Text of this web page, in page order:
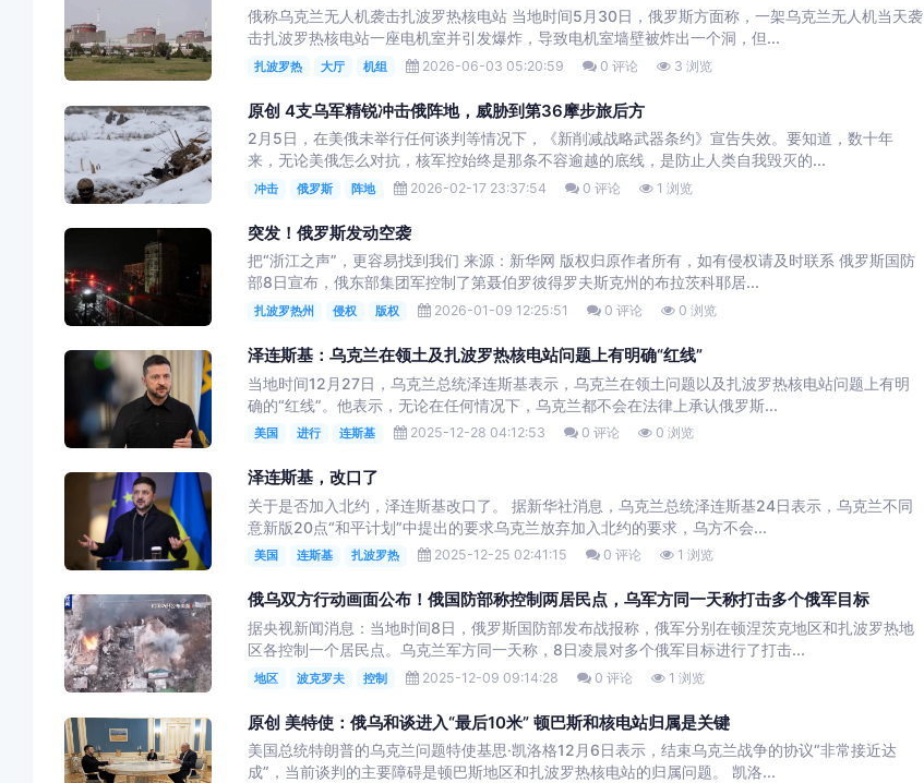
俄称乌克兰无人机袭击扎波罗热核电站 当地时间5月30日，俄罗斯方面称，一架乌克兰无人机当天袭
击扎波罗热核电站一座电机室并引发爆炸，导致电机室墙壁被炸出一个洞，但...
扎波罗热 大厅 机组 2026-06-03 05:20:59 0 评论 3 浏览
原创 4支乌军精锐冲击俄阵地，威胁到第36摩步旅后方
2月5日，在美俄未举行任何谈判等情况下，《新削减战略武器条约》宣告失效。要知道，数十年
来，无论美俄怎么对抗，核军控始终是那条不容逾越的底线，是防止人类自我毁灭的...
冲击 俄罗斯 阵地 2026-02-17 23:37:54 0 评论 1 浏览
突发！俄罗斯发动空袭
把“浙江之声”，更容易找到我们 来源：新华网 版权归原作者所有，如有侵权请及时联系 俄罗斯国防
部8日宣布，俄东部集团军控制了第聂伯罗彼得罗夫斯克州的布拉茨科耶居...
扎波罗热州 侵权 版权 2026-01-09 12:25:51 0 评论 0 浏览
泽连斯基：乌克兰在领土及扎波罗热核电站问题上有明确“红线”
当地时间12月27日，乌克兰总统泽连斯基表示，乌克兰在领土问题以及扎波罗热核电站问题上有明
确的“红线”。他表示，无论在任何情况下，乌克兰都不会在法律上承认俄罗斯...
美国 进行 连斯基 2025-12-28 04:12:53 0 评论 0 浏览
泽连斯基，改口了
关于是否加入北约，泽连斯基改口了。 据新华社消息，乌克兰总统泽连斯基24日表示，乌克兰不同
意新版20点“和平计划”中提出的要求乌克兰放弃加入北约的要求，乌方不会...
美国 连斯基 扎波罗热 2025-12-25 02:41:15 0 评论 1 浏览
俄乌双方行动画面公布！俄国防部称控制两居民点，乌军方同一天称打击多个俄军目标
据央视新闻消息：当地时间8日，俄罗斯国防部发布战报称，俄军分别在顿涅茨克地区和扎波罗热地
区各控制一个居民点。乌克兰军方同一天称，8日凌晨对多个俄军目标进行了打击...
地区 波克罗夫 控制 2025-12-09 09:14:28 0 评论 1 浏览
原创 美特使：俄乌和谈进入“最后10米” 顿巴斯和核电站归属是关键
美国总统特朗普的乌克兰问题特使基思·凯洛格12月6日表示，结束乌克兰战争的协议“非常接近达
成”，当前谈判的主要障碍是顿巴斯地区和扎波罗热核电站的归属问题。 凯洛...